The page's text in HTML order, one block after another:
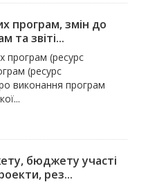
програм, змін до
та звіті...
програм (ресурс
(ресурс
виконання програм
бюджету участі
рез...